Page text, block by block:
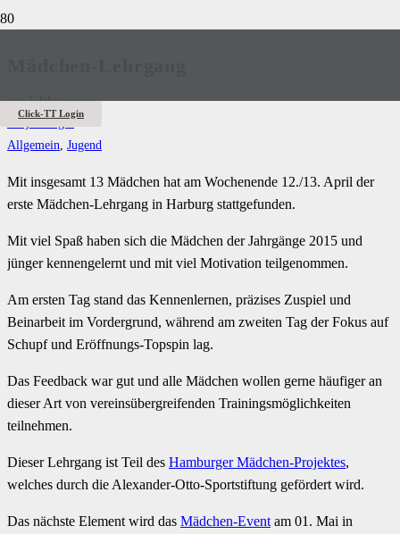
Click-TT Login
vor 1 Jahr
Antje Krüger
Allgemein Jugend
Mit insgesamt 13 Mädchen hat am Wochenende 12./13. April der
erste Mädchen-Lehrgang in Harburg stattgefunden.
Mit viel Spaß haben sich die Mädchen der Jahrgänge 2015 und
jünger kennengelernt und mit viel Motivation teilgenommen.
Am ersten Tag stand das Kennenlernen, präzises Zuspiel und
Beinarbeit im Vordergrund, während am zweiten Tag der Fokus auf
Schupf und Eröffnungs-Topspin lag.
Das Feedback war gut und alle Mädchen wollen gerne häufiger an
dieser Art von vereinsübergreifenden Trainingsmöglichkeiten
teilnehmen.
Dieser Lehrgang ist Teil des Hamburger Mädchen-Projektes,
welches durch die Alexander-Otto-Sportstiftung gefördert wird.
Das nächste Element wird das Mädchen-Event am 01. Mai in